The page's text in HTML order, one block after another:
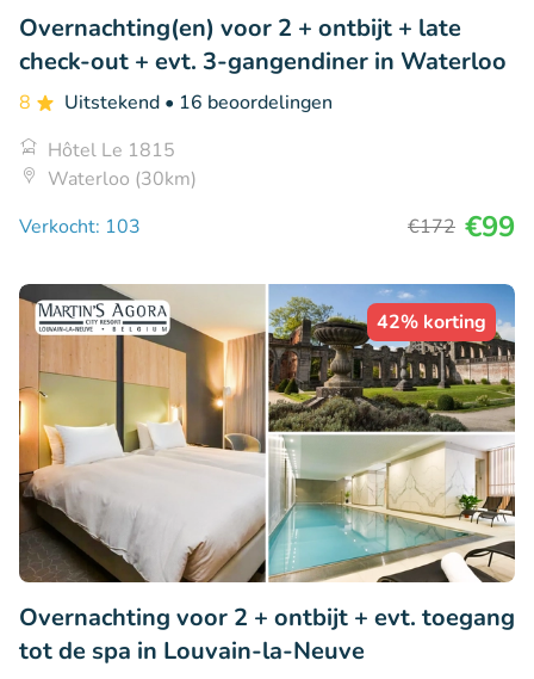
Overnachting(en) voor 2 + ontbijt + late
check-out + evt. 3-gangendiner in Waterloo
8 Uitstekend • 16 beoordelingen
Hôtel Le 1815
Waterloo (30km)
Verkocht: 103
€172 €99
42% korting
Overnachting voor 2 + ontbijt + evt. toegang
tot de spa in Louvain-la-Neuve